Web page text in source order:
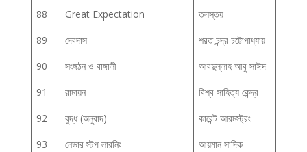
88
Great Expectation
তলস্তয়
89
দেবদাস
শরত চন্দ্র চট্টোপাধ্যায়
90
সংঙ্গঠন ও বাঙ্গালী
আবদুল্লাহ আবু সাঈদ
91
রামায়ন
বিশ্ব সাহিত্য কেন্দ্র
92
বুদ্ধ (অনুবাদ)
কারেন্ট আরমস্ট্রং
93
নেভার স্টপ লারনিং
আয়মান সাদিক